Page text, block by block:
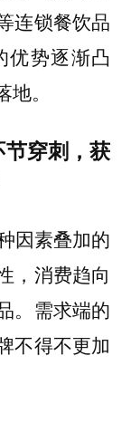
连锁餐饮品
优势逐渐凸
。
穿刺，获
因素叠加的
，消费趋向
。需求端的
不得不更加